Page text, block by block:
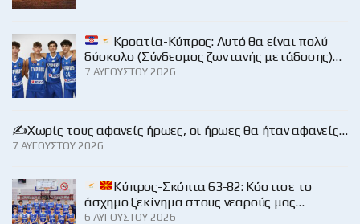
Κροατία-Κύπρος: Αυτό θα είναι πολύ
δύσκολο (Σύνδεσμος ζωντανής μετάδοσης)…
7 ΑΥΓΟΎΣΤΟΥ 2026
✍️Χωρίς τους αφανείς ήρωες, οι ήρωες θα ήταν αφανείς…
7 ΑΥΓΟΎΣΤΟΥ 2026
Κύπρος-Σκόπια 63-82: Κόστισε το
άσχημο ξεκίνημα στους νεαρούς μας…
6 ΑΥΓΟΎΣΤΟΥ 2026